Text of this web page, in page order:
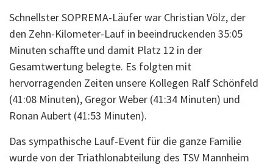
Schnellster SOPREMA-Läufer war Christian Völz, der
den Zehn-Kilometer-Lauf in beeindruckenden 35:05
Minuten schaffte und damit Platz 12 in der
Gesamtwertung belegte. Es folgten mit
hervorragenden Zeiten unsere Kollegen Ralf Schönfeld
(41:08 Minuten), Gregor Weber (41:34 Minuten) und
Ronan Aubert (41:53 Minuten).
Das sympathische Lauf-Event für die ganze Familie
wurde von der Triathlonabteilung des TSV Mannheim